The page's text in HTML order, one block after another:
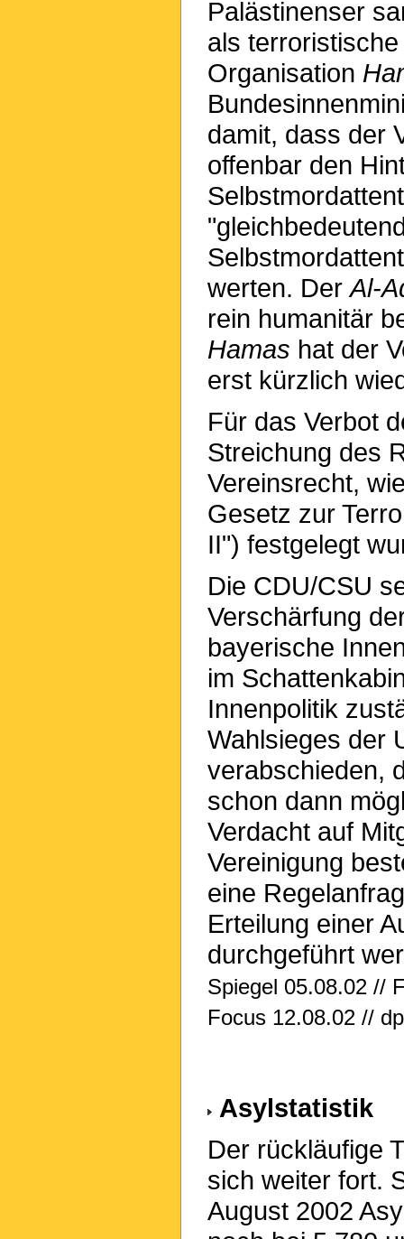
Palästinenser
als
Organisation
damit, dass der
offenbar den
werten. DerAl-
rein humanitär
Hamas hat der
erst kürzlich
Für das Verbot
Streichung des
Vereinsrecht,
Gesetz zur
II") festgelegt
Die CDU/CSU
Verschärfung
bayerische
im
Innenpolitik
Wahlsieges der
verabschieden,
schon dann
Verdacht auf
Vereinigung
eine
Erteilung einer
durchgeführt
Spiegel 05.08.02 //
Focus 12.08.02 //
Asylstatistik
Der rückläufige
sich weiter fort.
August 2002